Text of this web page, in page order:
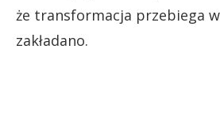
że transformacja przebiega
zakładano.